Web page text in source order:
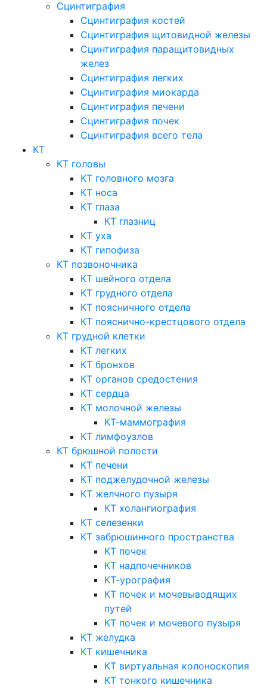
Сцинтиграфия
Сцинтиграфия костей
Сцинтиграфия щитовидной железы
Сцинтиграфия паращитовидных
желез
Сцинтиграфия легких
Сцинтиграфия миокарда
Сцинтиграфия печени
Сцинтиграфия почек
Сцинтиграфия всего тела
КТ
КТ головы
КТ головного мозга
КТ носа
КТ глаза
КТ глазниц
КТ уха
КТ гипофиза
КТ позвоночника
КТ шейного отдела
КТ грудного отдела
КТ поясничного отдела
КТ пояснично-крестцового отдела
КТ грудной клетки
КТ легких
КТ бронхов
КТ органов средостения
КТ сердца
КТ молочной железы
КТ-маммография
КТ лимфоузлов
КТ брюшной полости
КТ печени
КТ поджелудочной железы
КТ желчного пузыря
КТ холангиография
КТ селезенки
КТ забрюшинного пространства
КТ почек
КТ надпочечников
КТ-урография
КТ почек и мочевыводящих
путей
КТ почек и мочевого пузыря
КТ желудка
КТ кишечника
КТ виртуальная колоноскопия
КТ тонкого кишечника